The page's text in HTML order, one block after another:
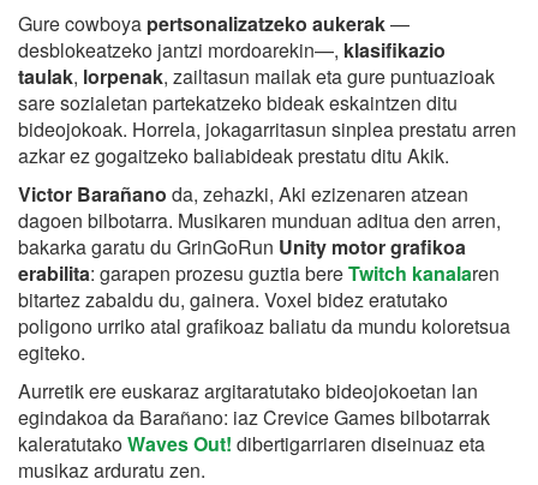
Gure cowboya pertsonalizatzeko aukerak—
desblokeatzeko jantzi mordoarekin—, klasifikazio
taulak, lorpenak, zailtasun mailak eta gure puntuazioak
sare sozialetan partekatzeko bideak eskaintzen ditu
bideojokoak. Horrela, jokagarritasun sinplea prestatu arren
azkar ez gogaitzeko baliabideak prestatu ditu Akik.
Victor Barañano da, zehazki, Aki ezizenaren atzean
dagoen bilbotarra. Musikaren munduan aditua den arren,
bakarka garatu du GrinGoRun Unity motor grafikoa
erabilita: garapen prozesu guztia bereTwitch kanalaren
bitartez zabaldu du, gainera. Voxel bidez eratutako
poligono urriko atal grafikoaz baliatu da mundu koloretsua
egiteko.
Aurretik ere euskaraz argitaratutako bideojokoetan lan
egindakoa da Barañano: iaz Crevice Games bilbotarrak
kaleratutakoWaves Out! dibertigarriaren diseinuaz eta
musikaz arduratu zen.